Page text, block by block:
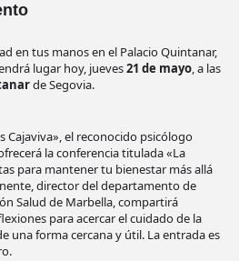
en tus manos en el Palacio Quintanar,
lugar hoy, jueves21 de mayo, a las
de Segovia.
Cajaviva», el reconocido psicólogo
la conferencia titulada «La
para mantener tu bienestar más allá
director del departamento de
Salud de Marbella, compartirá
para acercar el cuidado de la
una forma cercana y útil. La entrada es